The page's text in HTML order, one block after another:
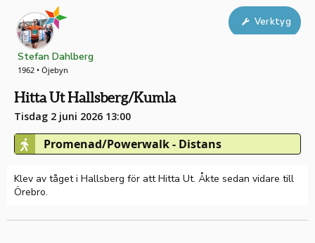
Stefan Dahlberg
1962 • Öjebyn
Hitta Ut Hallsberg/Kumla
Tisdag 2 juni 2026 13:00
Promenad/Powerwalk - Distans
Verktyg
Klev av tåget i Hallsberg för att Hitta Ut. Åkte sedan vidare till
Örebro.